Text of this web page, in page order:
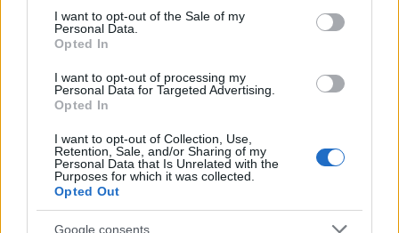
consent section.
I want to opt-out of the Sale of my
Personal Data.
Opted In
I want to opt-out of processing my
Personal Data for Targeted Advertising.
Opted In
I want to opt-out of Collection, Use,
Retention, Sale, and/or Sharing of my
Personal Data that Is Unrelated with the
Purposes for which it was collected.
Opted Out
Google consents
Continua a leggere
NEWS